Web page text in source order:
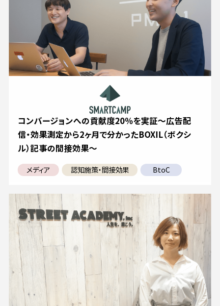
コンバージョンへの貢献度20％を実証～広告配
信・効果測定から2ヶ月で分かったBOXIL（ボクシ
ル）記事の間接効果～
メディア 認知施策・間接効果 BtoC